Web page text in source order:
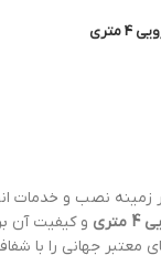
متری
و کیفیت آن
معتبر جهانی را با